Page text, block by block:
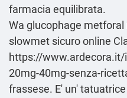
farmacia equilibrata.
Wa glucophage
slowmet sicuro online
https://
20mg-40mg-senza-
frassese. E' un'